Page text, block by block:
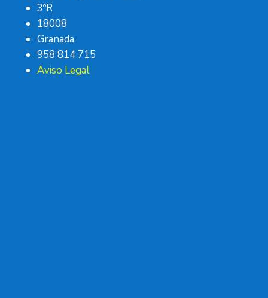
3ºR
18008
Granada
958 814 715
Aviso Legal